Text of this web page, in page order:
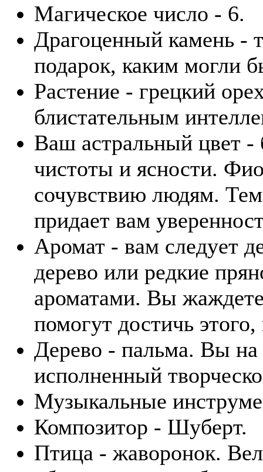
Магическое число - 6.
Драгоценный камень -
подарок, каким могли
Растение - грецкий
блистательным
Ваш астральный цвет
чистоты и ясности.
сочувствию людям.
придает вам
Аромат - вам следует
дерево или редкие
ароматами. Вы
помогут достичь
Дерево - пальма. Вы на
исполненный
Музыкальные
Композитор - Шуберт.
Птица - жаворонок.